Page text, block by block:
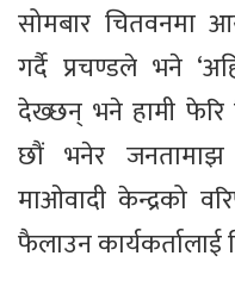
सोमबार चितवनमा
गर्दै प्रचण्डले भने
देख्छन् भने हामी फेरि
छौं भनेर जनतामाझ
माओवादी केन्द्रको
फैलाउन कार्यकर्तालाई